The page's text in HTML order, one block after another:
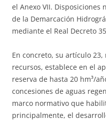
el Anexo VII. Disposiciones
de la Demarcación
mediante el Real Decreto
En concreto, su artículo
recursos, establece en el
reserva de hasta 20 hm³/
concesiones de aguas
marco normativo que
principalmente, el